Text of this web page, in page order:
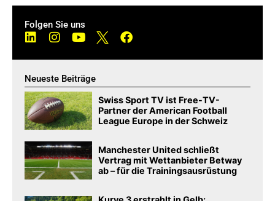
Folgen Sie uns
Neueste Beiträge
Swiss Sport TV ist Free-TV-
Partner der American Football
League Europe in der Schweiz
Manchester United schließt
Vertrag mit Wettanbieter Betway
ab – für die Trainingsausrüstung